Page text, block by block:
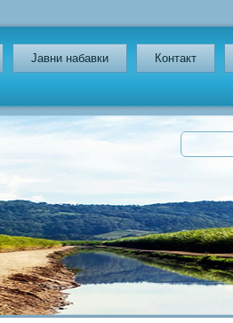
Јавни набавки Контакт